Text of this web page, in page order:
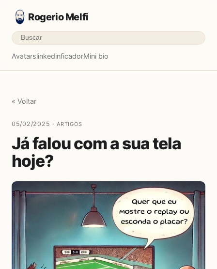
Rogerio Melfi
AvatarslinkedinficadorMini bio
« Voltar
05/02/2025 · ARTIGOS
Já falou com a sua tela
hoje?